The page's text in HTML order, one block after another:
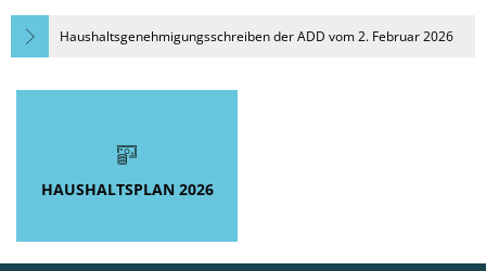
Haushaltsgenehmigungsschreiben der ADD vom 2. Februar 2026
HAUSHALTSPLAN 2026